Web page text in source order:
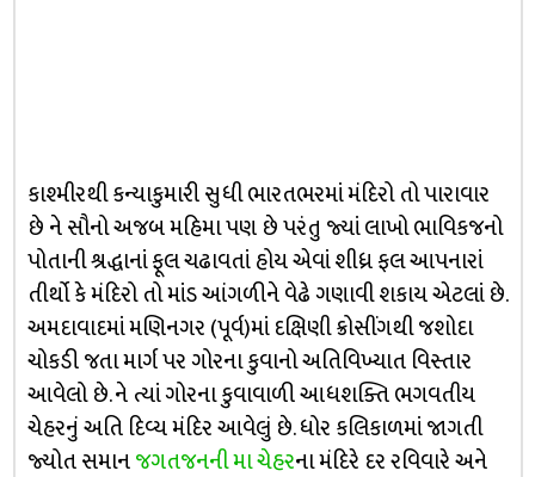
કાશ્મીરથી કન્યાકુમારી સુધી ભારતભરમાં મંદિરો તો પારાવાર
છે ને સૌનો અજબ મહિમા પણ છે પરંતુ જ્યાં લાખો ભાવિકજનો
પોતાની શ્રદ્ધાનાં ફૂલ ચઢાવતાં હોય એવાં શીધ્ર ફલ આપનારાં
તીર્થો કે મંદિરો તો માંડ આંગળીને વેઢે ગણાવી શકાય એટલાં છે.
અમદાવાદમાં મણિનગર (પૂર્વ)માં દક્ષિણી ક્રોસીંગથી જશોદા
ચોકડી જતા માર્ગ પર ગોરના કુવાનો અતિવિખ્યાત વિસ્તાર
આવેલો છે. ને ત્યાં ગોરના કુવાવાળી આધશક્તિ ભગવતીય
ચેહરનું અતિ દિવ્ય મંદિર આવેલું છે. ધોર કલિકાળમાં જાગતી
જ્યોત સમાનજગતજનની મા ચેહરના મંદિરે દર રવિવારે અને